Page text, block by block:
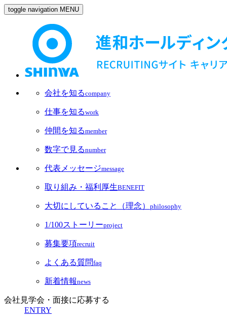
toggle navigation MENU
会社を知るcompany
仕事を知るwork
仲間を知るmember
数字で見るnumber
代表メッセージmessage
取り組み・福利厚生BENEFIT
大切にしていること（理念） philosophy
1/100ストーリーproject
募集要項recruit
よくある質問faq
新着情報news
会社見学会・面接に応募する
ENTRY